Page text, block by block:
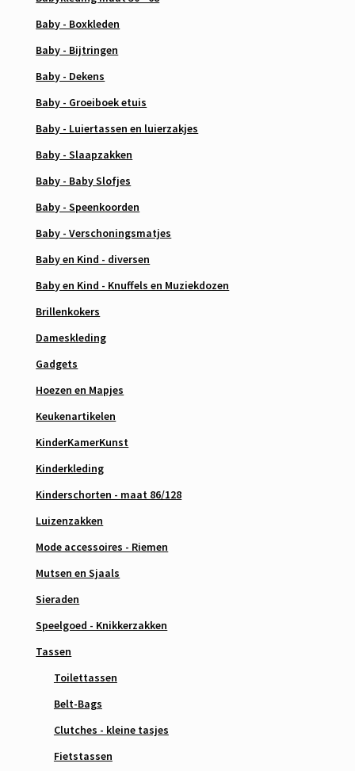
Baby - Boxkleden
Baby - Bijtringen
Baby - Dekens
Baby - Groeiboek etuis
Baby - Luiertassen en luierzakjes
Baby - Slaapzakken
Baby - Baby Slofjes
Baby - Speenkoorden
Baby - Verschoningsmatjes
Baby en Kind - diversen
Baby en Kind - Knuffels en Muziekdozen
Brillenkokers
Dameskleding
Gadgets
Hoezen en Mapjes
Keukenartikelen
KinderKamerKunst
Kinderkleding
Kinderschorten - maat 86/128
Luizenzakken
Mode accessoires - Riemen
Mutsen en Sjaals
Sieraden
Speelgoed - Knikkerzakken
Tassen
Toilettassen
Belt-Bags
Clutches - kleine tasjes
Fietstassen